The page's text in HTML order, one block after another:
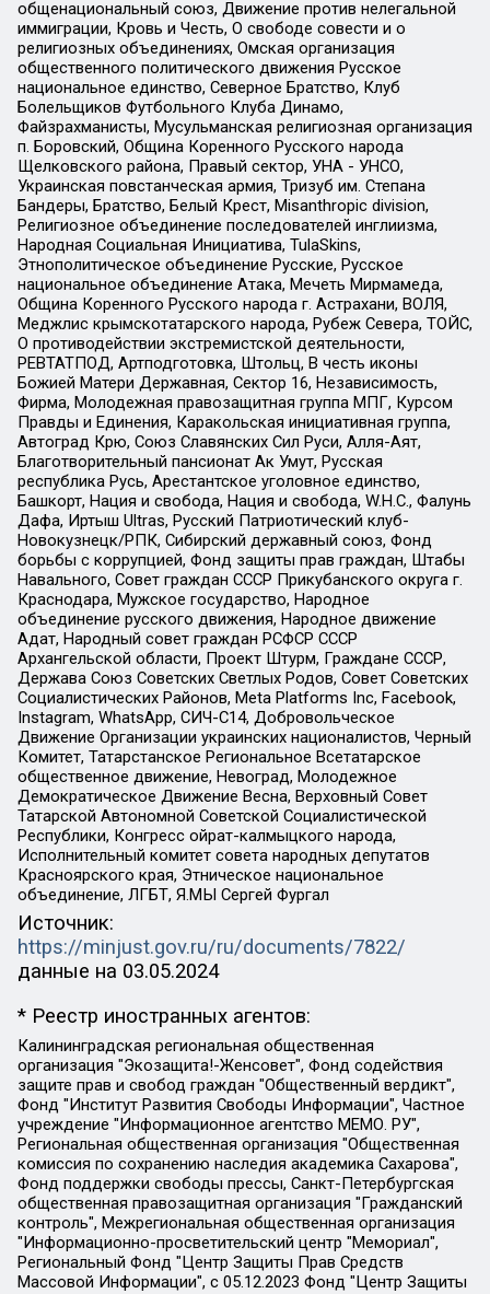
общенациональный союз, Движение против нелегальной
иммиграции, Кровь и Честь, О свободе совести и о
религиозных объединениях, Омская организация
общественного политического движения Русское
национальное единство, Северное Братство, Клуб
Болельщиков Футбольного Клуба Динамо,
Файзрахманисты, Мусульманская религиозная организация
п. Боровский, Община Коренного Русского народа
Щелковского района, Правый сектор, УНА - УНСО,
Украинская повстанческая армия, Тризуб им. Степана
Бандеры, Братство, Белый Крест, Misanthropic division,
Религиозное объединение последователей инглиизма,
Народная Социальная Инициатива, TulaSkins,
Этнополитическое объединение Русские, Русское
национальное объединение Атака, Мечеть Мирмамеда,
Община Коренного Русского народа г. Астрахани, ВОЛЯ,
Меджлис крымскотатарского народа, Рубеж Севера, ТОЙС,
О противодействии экстремистской деятельности,
РЕВТАТПОД, Артподготовка, Штольц, В честь иконы
Божией Матери Державная, Сектор 16, Независимость,
Фирма, Молодежная правозащитная группа МПГ, Курсом
Правды и Единения, Каракольская инициативная группа,
Автоград Крю, Союз Славянских Сил Руси, Алля-Аят,
Благотворительный пансионат Ак Умут, Русская
республика Русь, Арестантское уголовное единство,
Башкорт, Нация и свобода, Нация и свобода, W.H.С., Фалунь
Дафа, Иртыш Ultras, Русский Патриотический клуб-
Новокузнецк/РПК, Сибирский державный союз, Фонд
борьбы с коррупцией, Фонд защиты прав граждан, Штабы
Навального, Совет граждан СССР Прикубанского округа г.
Краснодара, Мужское государство, Народное
объединение русского движения, Народное движение
Адат, Народный совет граждан РСФСР СССР
Архангельской области, Проект Штурм, Граждане СССР,
Держава Союз Советских Светлых Родов, Совет Советских
Социалистических Районов, Meta Platforms Inc, Facebook,
Instagram, WhatsApp, СИЧ-С14, Добровольческое
Движение Организации украинских националистов, Черный
Комитет, Татарстанское Региональное Всетатарское
общественное движение, Невоград, Молодежное
Демократическое Движение Весна, Верховный Совет
Татарской Автономной Советской Социалистической
Республики, Конгресс ойрат-калмыцкого народа,
Исполнительный комитет совета народных депутатов
Красноярского края, Этническое национальное
объединение, ЛГБТ, Я.МЫ Сергей Фургал
Источник:
https://minjust.gov.ru/ru/documents/7822/
данные на 03.05.2024
* Реестр иностранных агентов:
Калининградская региональная общественная организация "Экозащита!-Женсовет", Фонд содействия защите прав и свобод граждан "Общественный вердикт", Фонд "Институт Развития Свободы Информации", Частное учреждение "Информационное агентство МЕМО. РУ", Региональная общественная организация "Общественная комиссия по сохранению наследия академика Сахарова", Фонд поддержки свободы прессы, Санкт-Петербургская общественная правозащитная организация "Гражданский контроль", Межрегиональная общественная организация "Информационно-просветительский центр "Мемориал", Региональный Фонд "Центр Защиты Прав Средств Массовой Информации", с 05.12.2023 Фонд "Центр Защиты Прав Средств массовой информации", Региональная общественная благотворительная организация помощи беженцам и мигрантам "Гражданское содействие", Негосударственное образовательное учреждение дополнительного профессионального образования (повышение квалификации) специалистов "АКАДЕМИЯ ПО ПРАВАМ ЧЕЛОВЕКА", Свердловская региональная общественная организация "Сутяжник", Автономная некоммерческая организация "Центр независимых социологических исследований", Союз общественных объединений "Российский исследовательский центр по правам человека", Региональное общественное учреждение научно-информационный центр "МЕМОРИАЛ", Некоммерческая организация "Фонд защиты гласности", Автономная некоммерческая организация "Институт прав человека", Городская общественная организация "Екатеринбургское общество "МЕМОРИАЛ", Городская общественная организация "Рязанское историко-просветительское и правозащитное общество "Мемориал" (Рязанский Мемориал), Челябинский региональный орган общественной самодеятельности – женское общественное объединение "Женщины Евразии", Челябинский региональный орган общественной самодеятельности "Уральская правозащитная группа", Фонд содействия защите здоровья и социальной справедливости имени Андрея Рылькова, Автономная Некоммерческая Организация "Аналитический Центр Юрия Левады", Автономная некоммерческая организация социальной поддержки населения "Проект Апрель", Региональная общественная организация помощи женщинам и детям, находящимся в кризисной ситуации "Информационно-методический центр "Анна", Фонд содействия развитию массовых коммуникаций и правовому просвещению "Так-так-Так", Фонд содействия устойчивому развитию "Серебряная тайга", Свердловский региональный общественный фонд социальных проектов "Новое время", "Idel.Реалии", Кавказ.Реалии, Крым.Реалии, Телеканал Настоящее Время, Татаро-башкирская служба Радио Свобода (Azatliq Radiosi), Радио Свободная Европа/Радио Свобода (PCE/PC), "Сибирь.Реалии", "Фактограф", Благотворительный фонд помощи осужденным и их семьям, Автономная некоммерческая организация "Институт глобализации и социальных движений", Фонд "В защиту прав заключенных", Частное учреждение "Центр поддержки и содействия развитию средств массовой информации", Пензенский региональный общественный благотворительный фонд "Гражданский союз", "Север.Реалии", Некоммерческая организация Фонд "Правовая инициатива", Общество с ограниченной ответственностью "Радио Свободная Европа/Радио Свобода", Чешское информационное агентство "MEDIUM-ORIENT", Красноярская региональная общественная организация "Мы против СПИДа", Камалягин Денис Николаевич, Маркелов Сергей Евгеньевич, Пономарев Лев Александрович, Савицкая Людмила Алексеевна, Автономная некоммерческая организация "Центр по работе с проблемой насилия "НАСИЛИЮ.НЕТ", Межрегиональный профессиональный союз работников здравоохранения "Альянс врачей", Юридическое лицо, зарегистрированное в Латвийской Республике, SIA "Medusa Project" (регистрационный номер 40103797863, дата регистрации 10.06.2014), Некоммерческая организация "Фонд по борьбе с коррупцией", Автономная некоммерческая организация "Институт права и публичной политики", Баданин Роман Сергеевич, Гликин Максим Александрович, Железнова Мария Михайловна, Лукьянова Юлия Сергеевна, Маетная Елизавета Витальевна, Маняхин Петр Борисович, Чуракова Ольга Владимировна, Ярош Юлия Петровна, Юридическое лицо "The Insider SIA", зарегистрированное в Риге, Латвийская Республика (дата регистрации 26.06.2015), являющееся администратором доменного имени интернет-издания "The Insider SIA", https://theins.ru, Постернак Алексей Евгеньевич, Рубин Михаил Аркадьевич, Анин Роман Александрович, Юридическое лицо Istories fonds, зарегистрированное в Латвийской Республике (регистрационный номер 50008295751, дата регистрации 24.02.2020), Великовский Дмитрий Александрович, Долинина Ирина Николаевна, Мароховская Алеся Алексеевна, Шлейнов Роман Юрьевич, Шмагун Олеся Валентиновна, Общество с ограниченной ответственностью "Альтаир 2021", Общество с ограниченной ответственностью "Вега 2021", Общество с ограниченной ответственностью "Главный редактор 2021", Общество с ограниченной ответственностью "Ромашки монолит", Важенков Артем Валерьевич, Ивановская областная общественная организация "Центр гендерных исследований", Гурман Юрий Альбертович, Медиапроект "ОВД-Инфо", Егоров Владимир Владимирович, Жилинский Владимир Александрович, Общество с ограниченной ответственностью "ЗП", Иванова София Юрьевна, Карезина Инна Павловна, Кильтау Екатерина Викторовна, Петров Алексей Викторович, Пискунов Сергей Евгеньевич, Смирнов Сергей Сергеевич, Тихонов Михаил Сергеевич, Общество с ограниченной ответственностью "ЖУРНАЛИСТ-ИНОСТРАННЫЙ АГЕНТ", Арапова Галина Юрьевна, Вольтская Татьяна Анатольевна, Американская компания "Mason G.E.S. Anonymous Foundation" (США), являющаяся владельцем интернет-издания https://mnews.world/, Компания "Stichting Bellingcat", зарегистрированная в Нидерландах (дата регистрации 11.07.2018), Захаров Андрей Вячеславович, Клепиковская Екатерина Дмитриевна, Общество с ограниченной ответственностью "МЕМО", Перл Роман Александрович, Симонов Евгений Алексеевич, Соловьева Елена Анатольевна, Сотников Даниил Владимирович, Сурначева Елизавета Дмитриевна, Автономная некоммерческая организация по защите прав человека и информированию населения "Якутия – Наше Мнение", Общество с ограниченной ответственностью "Москоу диджитал медиа", с 26.01.2023 Общество с ограниченной ответственностью "Чайка Белые сады", Ветошкина Валерия Валерьевна, Заговора Максим Александрович, Межрегиональное общественное движение "Российская ЛГБТ - сеть", Оленичев Максим Владимирович, Павлов Иван Юрьевич, Скворцова Елена Сергеевна, Общество с ограниченной ответственностью "Как бы инагент", Кочетков Игорь Викторович, Общество с ограниченной ответственностью "Честные выборы", Еланчик Олег Александрович, Общество с ограниченной ответственностью "Нобелевский призыв", Гималова Регина Эмилевна, Григорьев Андрей Валерьевич, Григорьева Алина Александровна, Ассоциация по содействию защите прав призывников, альтернативнослужащих и военнослужащих "Правозащитная группа "Гражданин.Армия.Право", Хисамова Регина Фаритовна, Автономная некоммерческая организация по реализации социально-правовых программ "Лилит", Дальневосточное общественное движение "Маяк", Санкт-Петербургская ЛГБТ-инициативная группа "Выход", Инициативная группа ЛГБТ+ "Реверс", Алексеев Андрей Викторович, Бекбулатова Таисия Львовна, Беляев Иван Михайлович, Владыкина Елена Сергеевна, Гельман Марат Александрович, Никульшина Вероника Юрьевна, Толоконникова Надежда Андреевна, Шендерович Виктор Анатольевич, Общество с ограниченной ответственностью "Данное сообщение", Общество с ограниченной ответственностью Издательский дом "Новая глава", Айнбиндер Александра Александровна, Московский комьюнити-центр для ЛГБТ+инициатив, Благотворительный фонд развития филантропии, Deutsche Welle (Германия, Kurt-Schumacher-Strasse 3, 53113 Bonn), Борзунова Мария Михайловна, Воробьев Виктор Викторович, Голубева Анна Львовна, Константинова Алла Михайловна, Малкова Ирина Владимировна, Мурадов Мурад Абдулгалимович, Осетинская Елизавета Николаевна, Понасенков Евгений Николаевич, Ганапольский Матвей Юрьевич, Киселев Евгений Алексеевич, Борухович Ирина Григорьевна, Дремин Иван Тимофеевич, Дубровский Дмитрий Викторович, Красноярская региональная общественная организация поддержки и развития альтернативных образовательных технологий и межкультурных коммуникаций "ИНТЕРРА", Маяковская Екатерина Алексеевна, Фейгин Марк Захарович, Филимонов Андрей Викторович, Дзугкоева Регина Николаевна, Доброхотов Роман Александрович, Дудь Юрий Александрович, Елкин Сергей Владимирович, Кругликов Кирилл Игоревич, Сабунаева Мария Леонидовна, Семенов Алексей Владимирович, Шаинян Карен Багратович, Шульман Екатерина Михайловна, Асафьев Артур Валерьевич, Вахштайн Виктор Семенович, Венедиктов Алексей Алексеевич, Лушникова Екатерина Евгеньевна, Волков Леонид Михайлович, Невзоров Александр Глебович, Пархоменко Сергей Борисович, Сироткин Ярослав Николаевич, Кара-Мурза Владимир Владимирович, Баранова Наталья Владимировна, Гозман Леонид Яковлевич, Кагарлицкий Борис Юльевич, Климарев Михаил Валерьевич, Милов Владимир Станиславович, Автономная некоммерческая организация Краснодарский центр современного искусства "Типография", Моргенштерн Алишер Тагирович, Соболь Любовь Эдуардовна, Общество с ограниченной ответственностью "ЛИЗА НОРМ", Каспаров Гарри Кимович, Ходорковский Михаил Борисович, Общество с ограниченной ответственностью "Апрельские тезисы", Данилович Ирина Брониславовна, Кашин Олег Владимирович, Петров Николай Владимирович, Пивоваров Алексей Владимирович, Соколов Михаил Владимирович, Цветкова Юлия Владимировна, Чичваркин Евгений Александрович, Комитет против пыток/Команда против пыток, Общество с ограниченной ответственностью "Первый научный", Общество с ограниченной ответственностью "Вертолет и ко", Белоцерковская Вероника Борисовна, Кац Максим Евгеньевич, Лазарева Татьяна Юрьевна, Шаведдинов Руслан Табризович, Яшин Илья Валерьевич, Общество с ограниченной ответственностью "Иноагент ААВ", Алешковский Дмитрий Петрович, Альбац Евгения Марковна, Быков Дмитрий Львович, Галямина Юлия Евгеньевна, Лойко Сергей Леонидович, Мартынов Кирилл Константинович, Медведев Сергей Александрович, Крашенинников Федор Геннадиевич, Гордеева Катерина Вл